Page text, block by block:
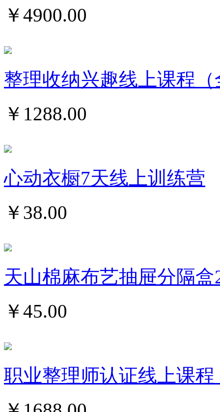
￥4900.00
整理收纳兴趣线上课程（
￥ 1288.00
心动衣橱7天线上训练营
￥ 38.00
天山棉麻布艺抽屉分隔
￥45.00
职业整理师认证线上课